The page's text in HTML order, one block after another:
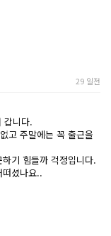
29 일전
갑니다.
고 주말에는 꼭 출근을
기 힘들까 걱정입니다.
셨나요..